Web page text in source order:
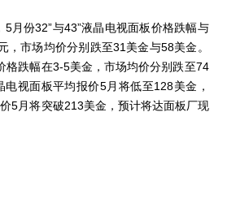
月份32”与43”液晶电视面板价格跌幅与
，市场均价分别跌至31美金与58美金。
格跌幅在3-5美金，市场均价分别跌至74
电视面板平均报价5月将低至128美金，
5月将突破213美金，预计将达面板厂现